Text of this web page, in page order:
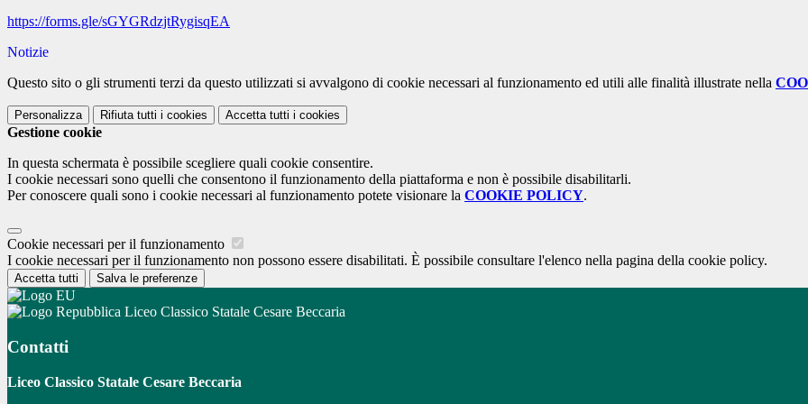
https://forms.gle/sGYGRdzjtRygisqEA
Notizie
Questo sito o gli strumenti terzi da questo utilizzati si avvalgono di cookie necessari al funzionamento ed utili alle finalità illustrate nella
Personalizza Rifiuta tutti i cookies Accetta tutti i cookies
Gestione cookie
In questa schermata è possibile scegliere quali cookie consentire.
I cookie necessari sono quelli che consentono il funzionamento della piattaforma e non è possibile disabilitarli.
Per conoscere quali sono i cookie necessari al funzionamento potete visionare la COOKIE POLICY.
Cookie necessari per il funzionamento
I cookie necessari per il funzionamento non possono essere disabilitati. È possibile consultare l'elenco nella pagina della cookie policy.
Accetta tutti Salva le preferenze
Liceo Classico Statale Cesare Beccaria
Contatti
Liceo Classico Statale Cesare Beccaria